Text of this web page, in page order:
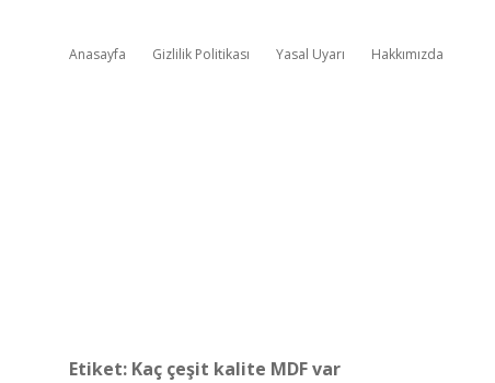
Anasayfa Gizlilik Politikası Yasal Uyarı Hakkımızda
Etiket: Kaç çeşit kalite MDF var